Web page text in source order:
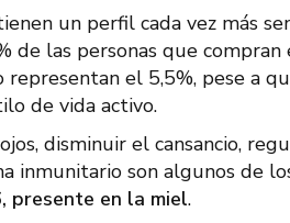
un perfil cada vez más
de las personas que
el 5,5%, pese a
de vida activo.
disminuir el cansancio,
son algunos de
presente en la miel.